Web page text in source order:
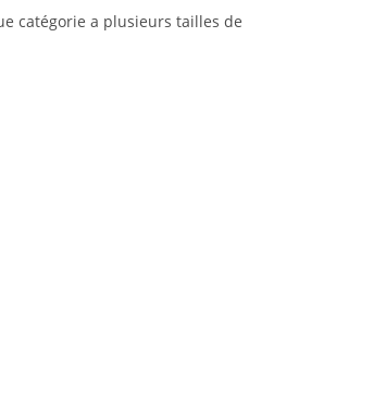
catégorie a plusieurs tailles de